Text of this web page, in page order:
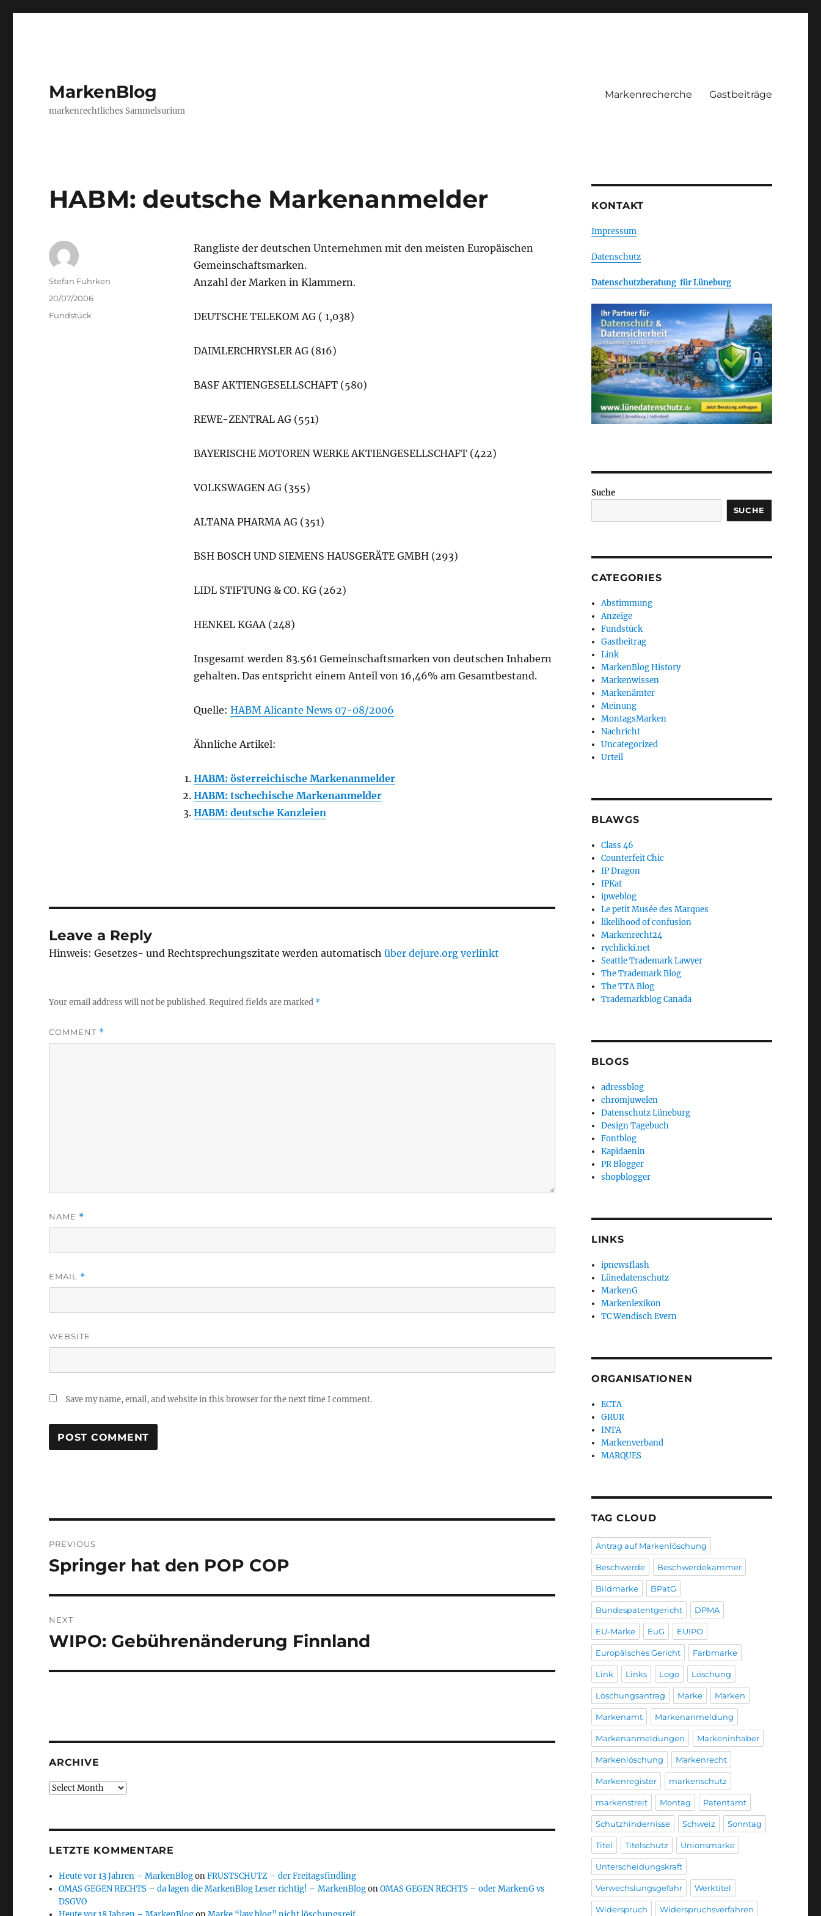
MarkenBlog
markenrechtliches Sammelsurium
Markenrecherche Gastbeiträge
HABM: deutsche Markenanmelder
Rangliste der deutschen Unternehmen mit den meisten Europäischen
Gemeinschaftsmarken.
Anzahl der Marken in Klammern.
DEUTSCHE TELEKOM AG ( 1,038)
DAIMLERCHRYSLER AG (816)
BASF AKTIENGESELLSCHAFT (580)
REWE-ZENTRAL AG (551)
BAYERISCHE MOTOREN WERKE AKTIENGESELLSCHAFT (422)
VOLKSWAGEN AG (355)
ALTANA PHARMA AG (351)
BSH BOSCH UND SIEMENS HAUSGERÄTE GMBH (293)
LIDL STIFTUNG & CO. KG (262)
HENKEL KGAA (248)
Insgesamt werden 83.561 Gemeinschaftsmarken von deutschen Inhabern
gehalten. Das entspricht einem Anteil von 16,46% am Gesamtbestand.
Quelle: HABM Alicante News 07-08/2006
Ähnliche Artikel:
HABM: österreichische Markenanmelder
HABM: tschechische Markenanmelder
HABM: deutsche Kanzleien
Author
Stefan Fuhrken
Posted
20/07/2006
Categories
Fundstück
Leave a Reply
Hinweis: Gesetzes- und Rechtsprechungszitate werden automatischüber dejure.org verlinkt
Your email address will not be published.Required fields are marked *
COMMENT *
NAME *
EMAIL *
WEBSITE
Save my name, email, and website in this browser for the next time I comment.
navigation
PREVIOUS
Previous
Springer hat den POP COP
NEXT
Next
WIPO: Gebührenänderung Finnland
ARCHIVE
Archive
LETZTE KOMMENTARE
Heute vor 13 Jahren – MarkenBlogonFRUSTSCHUTZ – der Freitagsfindling
OMAS GEGEN RECHTS – da lagen die MarkenBlog Leser richtig! – MarkenBlogonOMAS GEGEN RECHTS – oder MarkenG vs
DSGVO
KONTAKT
Impressum
Datenschutz
Datenschutzberatung für Lüneburg
Suche
SUCHE
CATEGORIES
Abstimmung
Anzeige
Fundstück
Gastbeitrag
Link
MarkenBlog History
Markenwissen
Markenämter
Meinung
MontagsMarken
Nachricht
Uncategorized
Urteil
BLAWGS
Class 46
Counterfeit Chic
IP Dragon
IPKat
ipweblog
Le petit Musée des Marques
likelihood of confusion
Markenrecht24
rychlicki.net
Seattle Trademark Lawyer
The Trademark Blog
The TTA Blog
Trademarkblog Canada
BLOGS
adressblog
chromjuwelen
Datenschutz Lüneburg
Design Tagebuch
Fontblog
Kapidaenin
PR Blogger
shopblogger
LINKS
ipnewsflash
Lünedatenschutz
MarkenG
Markenlexikon
TC Wendisch Evern
ORGANISATIONEN
ECTA
GRUR
INTA
Markenverband
MARQUES
TAG CLOUD
Antrag auf Markenlöschung
Beschwerde Beschwerdekammer
Bildmarke BPatG
Bundespatentgericht DPMA
EU-Marke EuG EUIPO
Europäisches Gericht Farbmarke
Link Links Logo Löschung
Löschungsantrag Marke Marken
Markenamt Markenanmeldung
Markenanmeldungen Markeninhaber
Markenlöschung Markenrecht
Markenregister markenschutz
markenstreit Montag Patentamt
Schutzhindernisse Schweiz Sonntag
Titel Titelschutz Unionsmarke
Unterscheidungskraft
Verwechslungsgefahr Werktitel
Widerspruch Widerspruchsverfahren